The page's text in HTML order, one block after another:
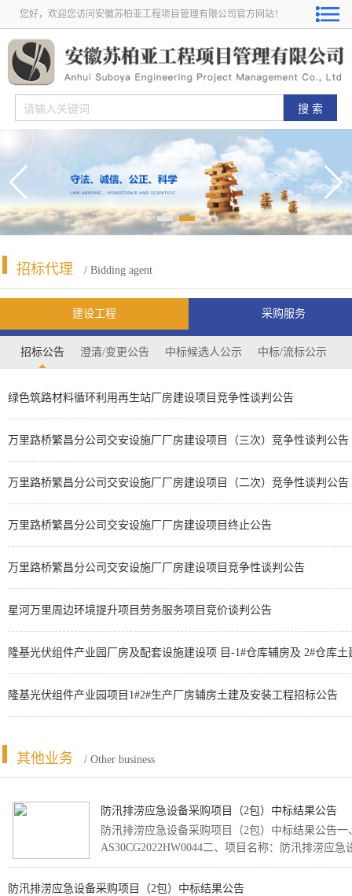
您好，欢迎您访问安徽苏柏亚工程项目管理有限公司官方网站！
招标代理 / Bidding agent
建设工程 采购服务
招标公告 澄清/变更公告 中标候选人公示 中标/流标公示
绿色筑路材料循环利用再生站厂房建设项目竞争性谈判公告
万里路桥繁昌分公司交安设施厂厂房建设项目（三次）竞争性谈判公告
万里路桥繁昌分公司交安设施厂厂房建设项目（二次）竞争性谈判公告
万里路桥繁昌分公司交安设施厂厂房建设项目终止公告
万里路桥繁昌分公司交安设施厂厂房建设项目竞争性谈判公告
星河万里周边环境提升项目劳务服务项目竞价谈判公告
隆基光伏组件产业园厂房及配套设施建设项 目-1#仓库辅房及 2#仓库
隆基光伏组件产业园项目1#2#生产厂房辅房土建及安装工程招标公告
其他业务 / Other business
防汛排涝应急设备采购项目（2包）中标结果公告
防汛排涝应急设备采购项目（2包）中标结果公告一
AS30CG2022HW0044二、项目名称：防汛排涝应
防汛排涝应急设备采购项目（2包）中标结果公告